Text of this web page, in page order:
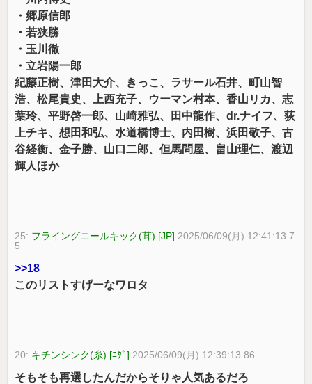
・郷原信郎
・若狭勝
・玉川徹
・立岩陽一郎
紀藤正樹、津田大介、きっこ、ラサール石井、町山智
浩、松尾貴史、上西充子、ウーマン村本、香山リカ、志
葉玲、平野啓一郎、山崎雅弘、田中龍作、dr.ナイフ、荻
上チキ、想田和弘、水道橋博士、内田樹、浜田敬子、古
谷経衡、金子勝、山口二郎、但馬問屋、畠山理仁、渡辺
輝人ほか
25: フライングニールキック(茸) [JP] 2025/06/09(月) 12:41:13.7
5
>>18
このリストすげーなワロタ
20: キチンシンク(糸) [ﾆﾀﾞ] 2025/06/09(月) 12:39:13.86
そもそも再選したんだからそりゃ人気あるだろ